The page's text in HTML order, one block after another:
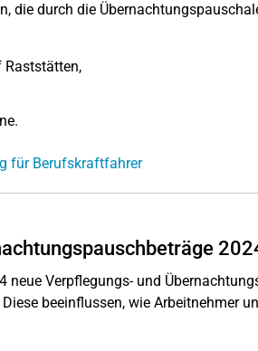
die durch die
Raststätten,
für Berufskraftfahrer
Verpflegungs- und
beeinflussen, wie Arbeitnehmer